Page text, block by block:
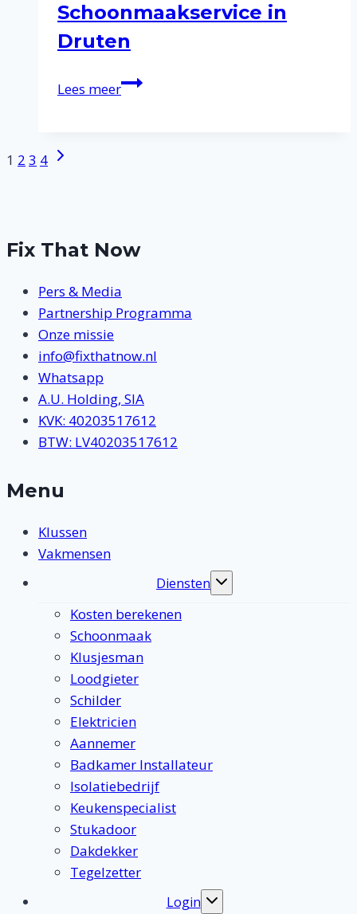
Schoonmaakservice in
Druten
Lees meerSchoonmaakservice
Paginanavigatie
1 2 3 4 Volgende
Fix That Now
Pers & Media
Partnership Programma
Onze missie
info@fixthatnow.nl
Whatsapp
A.U. Holding, SIA
KVK: 40203517612
BTW: LV40203517612
Menu
Klussen
Vakmensen
Diensten
Toggle
Kosten berekenen
Schoonmaak
Klusjesman
Loodgieter
Schilder
Elektricien
Aannemer
Badkamer Installateur
Isolatiebedrijf
Keukenspecialist
Stukadoor
Dakdekker
Tegelzetter
Login
Toggle